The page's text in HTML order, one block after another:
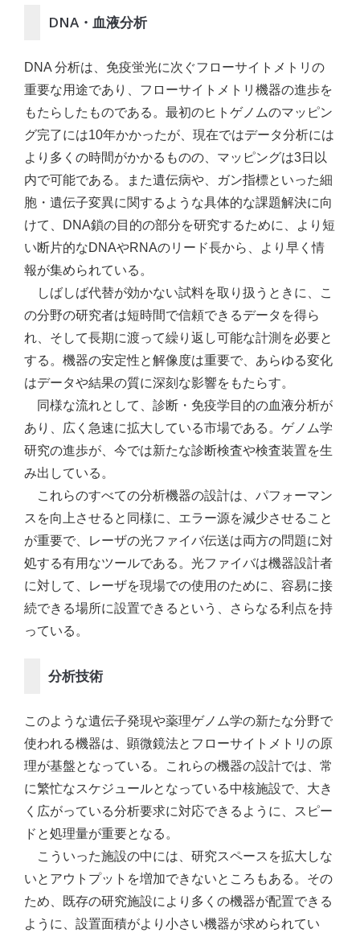
DNA・血液分析
DNA 分析は、免疫蛍光に次ぐフローサイトメトリの
重要な用途であり、フローサイトメトリ機器の進歩を
もたらしたものである。最初のヒトゲノムのマッピン
グ完了には10年かかったが、現在ではデータ分析には
より多くの時間がかかるものの、マッピングは3日以
内で可能である。また遺伝病や、ガン指標といった細
胞・遺伝子変異に関するような具体的な課題解決に向
けて、DNA鎖の目的の部分を研究するために、より短
い断片的なDNAやRNAのリード長から、より早く情
報が集められている。
しばしば代替が効かない試料を取り扱うときに、こ
の分野の研究者は短時間で信頼できるデータを得ら
れ、そして長期に渡って繰り返し可能な計測を必要と
する。機器の安定性と解像度は重要で、あらゆる変化
はデータや結果の質に深刻な影響をもたらす。
同様な流れとして、診断・免疫学目的の血液分析が
あり、広く急速に拡大している市場である。ゲノム学
研究の進歩が、今では新たな診断検査や検査装置を生
み出している。
これらのすべての分析機器の設計は、パフォーマン
スを向上させると同様に、エラー源を減少させること
が重要で、レーザの光ファイバ伝送は両方の問題に対
処する有用なツールである。光ファイバは機器設計者
に対して、レーザを現場での使用のために、容易に接
続できる場所に設置できるという、さらなる利点を持
っている。
分析技術
このような遺伝子発現や薬理ゲノム学の新たな分野で
使われる機器は、顕微鏡法とフローサイトメトリの原
理が基盤となっている。これらの機器の設計では、常
に繁忙なスケジュールとなっている中核施設で、大き
く広がっている分析要求に対応できるように、スピー
ドと処理量が重要となる。
こういった施設の中には、研究スペースを拡大しな
いとアウトプットを増加できないところもある。その
ため、既存の研究施設により多くの機器が配置できる
ように、設置面積がより小さい機器が求められてい